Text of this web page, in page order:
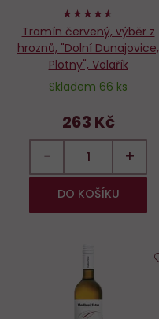
92%
Tramín červený, výběr z
hroznů, "Dolní Dunajovice,
Plotny", Volařík
Skladem 66 ks
263 Kč
− +
DO KOŠÍKU